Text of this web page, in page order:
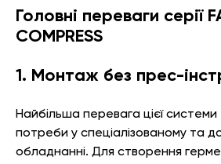
Головні переваги серії
COMPRESS
1. Монтаж без прес-
Найбільша перевага цієї системи
потреби у спеціалізованому та
обладнанні. Для створення